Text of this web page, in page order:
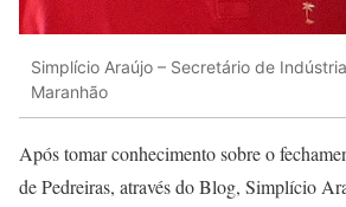
Simplício Araújo – Secretário de
Maranhão
Após tomar conhecimento sobre o
de Pedreiras, através do Blog, Simplício